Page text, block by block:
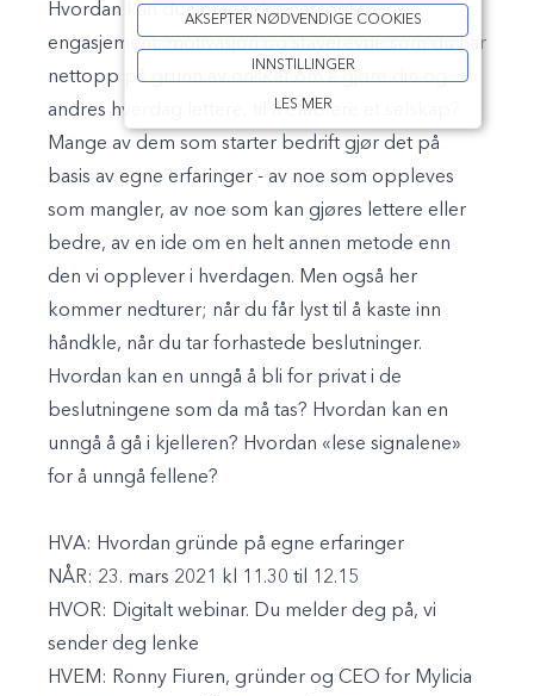
Hvordan kan du utnytte ditt personlige
engasjement, motivasjon og stayerevne som du har
nettopp på grunn av ønsket om å gjøre din og
andres hverdag lettere, til å etablere et selskap?
Mange av dem som starter bedrift gjør det på
basis av egne erfaringer - av noe som oppleves
som mangler, av noe som kan gjøres lettere eller
bedre, av en ide om en helt annen metode enn
den vi opplever i hverdagen. Men også her
kommer nedturer; når du får lyst til å kaste inn
håndkle, når du tar forhastede beslutninger.
Hvordan kan en unngå å bli for privat i de
beslutningene som da må tas? Hvordan kan en
unngå å gå i kjelleren? Hvordan «lese signalene»
for å unngå fellene?
HVA: Hvordan gründe på egne erfaringer
NÅR: 23. mars 2021 kl 11.30 til 12.15
HVOR: Digitalt webinar. Du melder deg på, vi
sender deg lenke
HVEM: Ronny Fiuren, gründer og CEO for Mylicia
AKSEPTER NØDVENDIGE COOKIES
INNSTILLINGER
LES MER